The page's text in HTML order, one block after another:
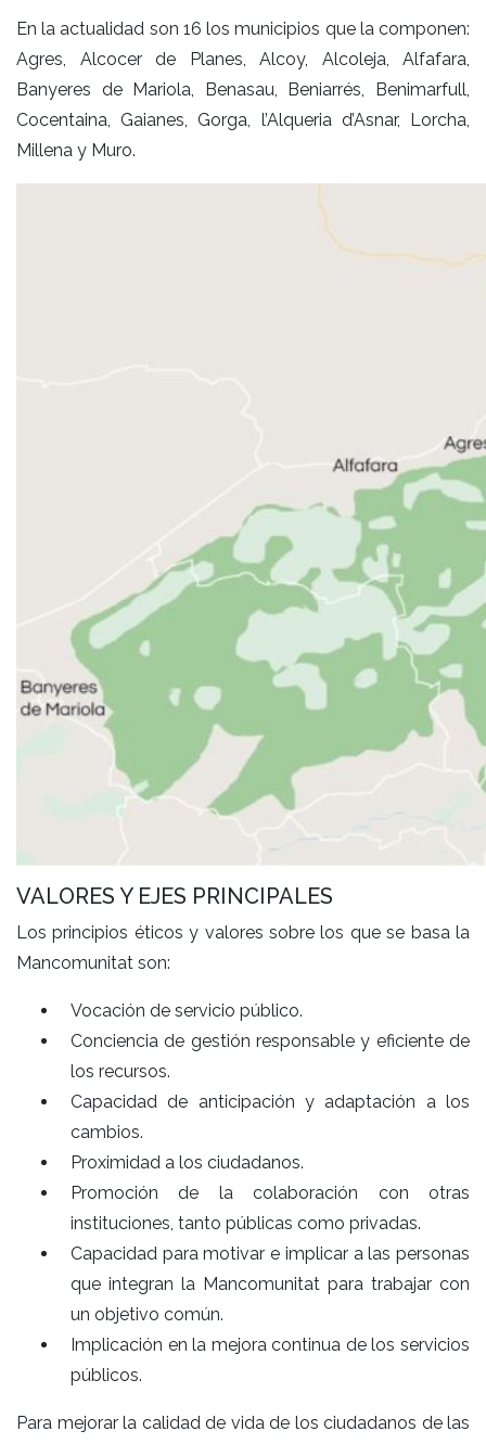
En la actualidad son 16 los municipios que la componen:
Agres, Alcocer de Planes, Alcoy, Alcoleja, Alfafara,
Banyeres de Mariola, Benasau, Beniarrés, Benimarfull,
Cocentaina, Gaianes, Gorga, l’Alqueria d’Asnar, Lorcha,
Millena y Muro.
VALORES Y EJES PRINCIPALES
Los principios éticos y valores sobre los que se basa la
Mancomunitat son:
Vocación de servicio público.
Conciencia de gestión responsable y eficiente de
los recursos.
Capacidad de anticipación y adaptación a los
cambios.
Proximidad a los ciudadanos.
Promoción de la colaboración con otras
instituciones, tanto públicas como privadas.
Capacidad para motivar e implicar a las personas
que integran la Mancomunitat para trabajar con
un objetivo común.
Implicación en la mejora continua de los servicios
públicos.
Para mejorar la calidad de vida de los ciudadanos de las